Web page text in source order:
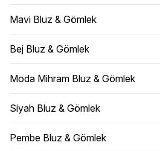
Mavi Bluz & Gömlek
Bej Bluz & Gömlek
Moda Mihram Bluz & Gömlek
Siyah Bluz & Gömlek
Pembe Bluz & Gömlek